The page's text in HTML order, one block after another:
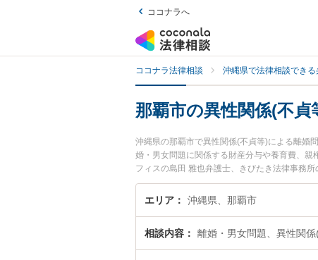
ココナラへ
ココナラ法律相談 沖縄県で法律相談できる
那覇市の異性関係(不
沖縄県の那覇市で異性関係(不貞等)による離婚
婚・男女問題に関係する財産分与や養育費、
フィスの島田 雅也弁護士、きびたき法律事務
貞等)による離婚問題のトラブルを今すぐに弁
性関係(不貞等)による離婚問題を法律相談でき
エリア 沖縄県、那覇市
相談内容 離婚・男女問題、異性関